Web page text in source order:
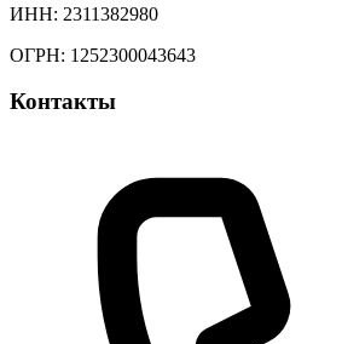
ИНН: 2311382980
ОГРН: 1252300043643
Контакты